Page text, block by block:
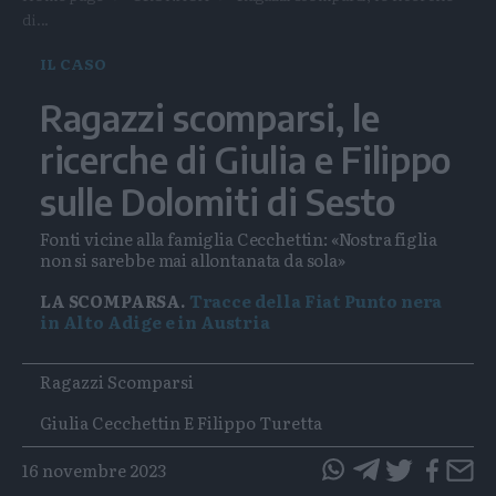
di...
IL CASO
Ragazzi scomparsi, le
ricerche di Giulia e Filippo
sulle Dolomiti di Sesto
Fonti vicine alla famiglia Cecchettin: «Nostra figlia
non si sarebbe mai allontanata da sola»
LA SCOMPARSA. Tracce della Fiat Punto nera
in Alto Adige e in Austria
Tags
Ragazzi Scomparsi
Giulia Cecchettin E Filippo Turetta
16 novembre 2023